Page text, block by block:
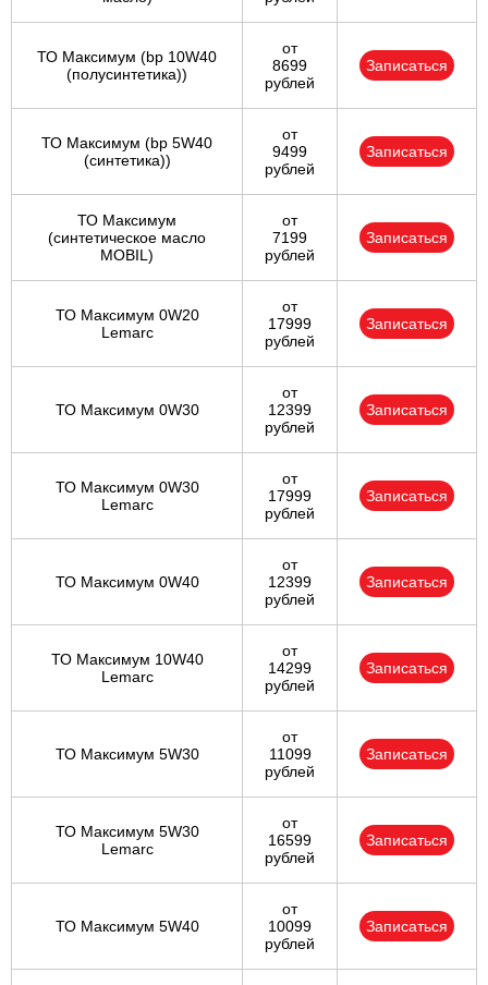
ТО Максимум (bp 10W40
(полусинтетика))
от
8699
рублей
Записаться
ТО Максимум (bp 5W40
(синтетика))
от
9499
рублей
Записаться
ТО Максимум
(cинтетическое масло
MOBIL)
от
7199
рублей
Записаться
ТО Максимум 0W20
Lemarc
от
17999
рублей
Записаться
ТО Максимум 0W30
от
12399
рублей
Записаться
ТО Максимум 0W30
Lemarc
от
17999
рублей
Записаться
ТО Максимум 0W40
от
12399
рублей
Записаться
ТО Максимум 10W40
Lemarc
от
14299
рублей
Записаться
ТО Максимум 5W30
от
11099
рублей
Записаться
ТО Максимум 5W30
Lemarc
от
16599
рублей
Записаться
ТО Максимум 5W40
от
10099
рублей
Записаться